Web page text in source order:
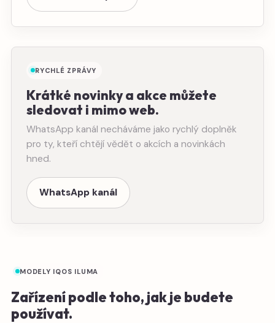
RYCHLÉ ZPRÁVY
Krátké novinky a akce můžete
sledovat i mimo web.
WhatsApp kanál necháváme jako rychlý doplněk
pro ty, kteří chtějí vědět o akcích a novinkách
hned.
WhatsApp kanál
MODELY IQOS ILUMA
Zařízení podle toho, jak je budete
používat.